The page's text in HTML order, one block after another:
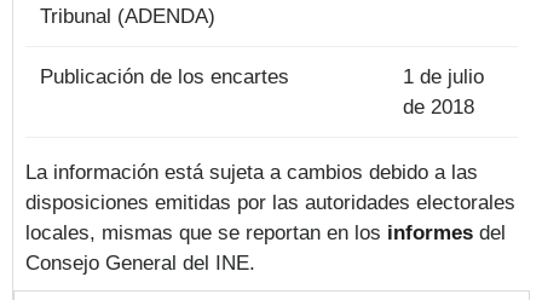
Tribunal (ADENDA)
Publicación de los encartes
1 de julio
de 2018
La información está sujeta a cambios debido a las
disposiciones emitidas por las autoridades electorales
locales, mismas que se reportan en los informes del
Consejo General del INE.